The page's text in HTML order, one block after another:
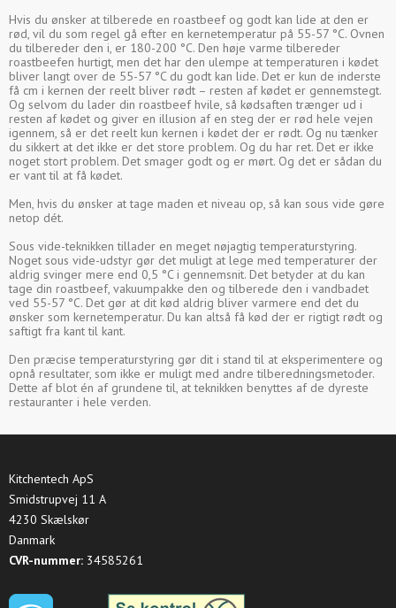
Hvis du ønsker at tilberede en roastbeef og godt kan lide at den er
rød, vil du som regel gå efter en kernetemperatur på 55-57 °C. Ovnen
du tilbereder den i, er 180-200 °C. Den høje varme tilbereder
roastbeefen hurtigt, men det har den ulempe at temperaturen i kødet
bliver langt over de 55-57 °C du godt kan lide. Det er kun de inderste
få cm i kernen der reelt bliver rødt – resten af kødet er gennemstegt.
Og selvom du lader din roastbeef hvile, så kødsaften trænger ud i
resten af kødet og giver en illusion af en steg der er rød hele vejen
igennem, så er det reelt kun kernen i kødet der er rødt. Og nu tænker
du sikkert at det ikke er det store problem. Og du har ret. Det er ikke
noget stort problem. Det smager godt og er mørt. Og det er sådan du
er vant til at få kødet.
Men, hvis du ønsker at tage maden et niveau op, så kan sous vide gøre
netop dét.
Sous vide-teknikken tillader en meget nøjagtig temperaturstyring.
Noget sous vide-udstyr gør det muligt at lege med temperaturer der
aldrig svinger mere end 0,5 °C i gennemsnit. Det betyder at du kan
tage din roastbeef, vakuumpakke den og tilberede den i vandbadet
ved 55-57 °C. Det gør at dit kød aldrig bliver varmere end det du
ønsker som kernetemperatur. Du kan altså få kød der er rigtigt rødt og
saftigt fra kant til kant.
Den præcise temperaturstyring gør dit i stand til at eksperimentere og
opnå resultater, som ikke er muligt med andre tilberedningsmetoder.
Dette af blot én af grundene til, at teknikken benyttes af de dyreste
restauranter i hele verden.
Kitchentech ApS
Smidstrupvej 11 A
4230 Skælskør
Danmark
CVR-nummer: 34585261